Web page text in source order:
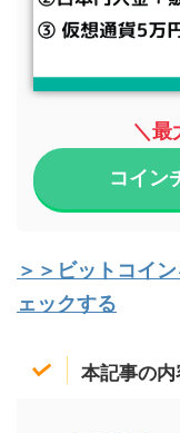
＼最
コイン
＞＞ビットコイ
ェックする
本記事の内